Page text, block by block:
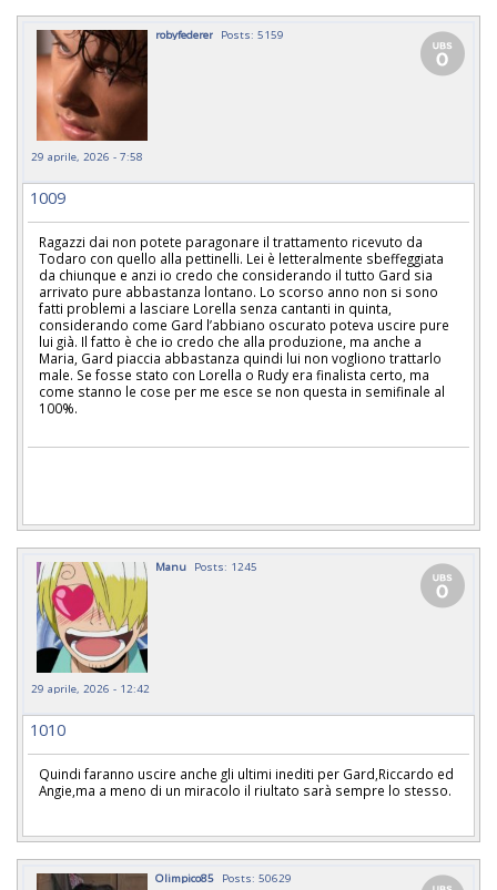
robyfederer Posts: 5159
29 aprile, 2026 - 7:58
1009
Ragazzi dai non potete paragonare il trattamento ricevuto da
Todaro con quello alla pettinelli. Lei è letteralmente sbeffeggiata
da chiunque e anzi io credo che considerando il tutto Gard sia
arrivato pure abbastanza lontano. Lo scorso anno non si sono
fatti problemi a lasciare Lorella senza cantanti in quinta,
considerando come Gard l’abbiano oscurato poteva uscire pure
lui già. Il fatto è che io credo che alla produzione, ma anche a
Maria, Gard piaccia abbastanza quindi lui non vogliono trattarlo
male. Se fosse stato con Lorella o Rudy era finalista certo, ma
come stanno le cose per me esce se non questa in semifinale al
100%.
Manu Posts: 1245
29 aprile, 2026 - 12:42
1010
Quindi faranno uscire anche gli ultimi inediti per Gard,Riccardo ed
Angie,ma a meno di un miracolo il riultato sarà sempre lo stesso.
Olimpico85 Posts: 50629